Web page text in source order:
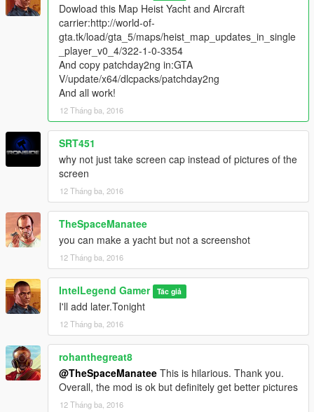
Dowload this Map Heist Yacht and Aircraft
carrier:http://world-of-
gta.tk/load/gta_5/maps/heist_map_updates_in_single
_player_v0_4/322-1-0-3354
And copy patchday2ng in:GTA
V/update/x64/dlcpacks/patchday2ng
And all work!
12 Tháng ba, 2016
SRT451
why not just take screen cap instead of pictures of the
screen
12 Tháng ba, 2016
TheSpaceManatee
you can make a yacht but not a screenshot
12 Tháng ba, 2016
IntelLegend Gamer Tác giả
I'll add later.Tonight
12 Tháng ba, 2016
rohanthegreat8
@TheSpaceManatee This is hilarious. Thank you.
Overall, the mod is ok but definitely get better pictures
12 Tháng ba, 2016